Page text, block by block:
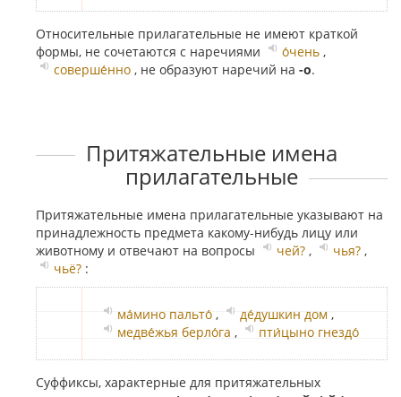
Относительные прилагательные не имеют краткой
формы, не сочетаются с наречиями
о́чень ,
соверше́нно , не образуют наречий на -о.
Притяжательные имена
прилагательные
Притяжательные имена прилагательные указывают на
принадлежность предмета какому-нибудь лицу или
животному и отвечают на вопросы
чей? , чья? ,
чьё? :
ма́мино пальто́ , де́душкин дом ,
медве́жья берло́га , пти́цыно гнездо́
Суффиксы, характерные для притяжательных